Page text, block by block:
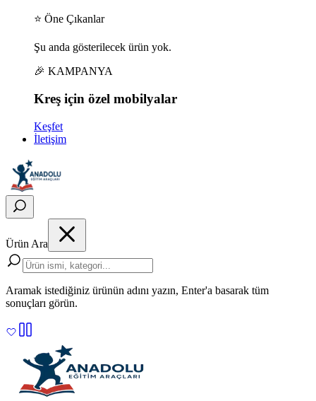
⭐ Öne Çıkanlar
Şu anda gösterilecek ürün yok.
🎉 KAMPANYA
Kreş için özel mobilyalar
Keşfet
İletişim
Ürün Ara
Aramak istediğiniz ürünün adını yazın, Enter'a basarak tüm
sonuçları görün.